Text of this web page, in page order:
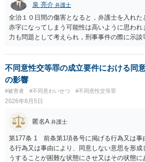
泉 亮介 弁護士
全治１０日間の傷害となると，弁護士を入れ
赤字になってしまう可能性は高いように思われ
力も問題として考えられ，刑事事件の際に示
う。
不同意性交等罪の成立要件における同
の影響
#被害者 #不同意わいせつ #不同意性交等罪
2026年8月5日
匿名A 弁護士
第177条 1 前条第1項各号に掲げる行為又は事
る行為又は事由により、同意しない意思を形
うすることが困難な状態にさせ又はその状態